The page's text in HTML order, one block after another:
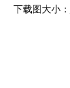
下载图大小：